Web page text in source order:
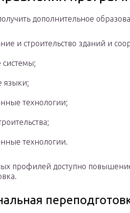
дополнительное
и строительство зданий и
языки;
технологии;
технологии.
профилей доступно